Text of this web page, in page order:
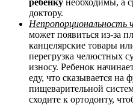
доктору.
Непропорциональность
может появиться из-за
канцелярские товары
перегрузка челюстных
износу. Ребенок
еду, что сказывается на
пищеварительной
сходите к ортодонту,